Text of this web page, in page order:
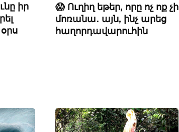
իր
😱 Ուղիղ եթեր, որը ոչ ոք չի
մոռանա․ այն, ինչ արեց
հաղորդավարուհին